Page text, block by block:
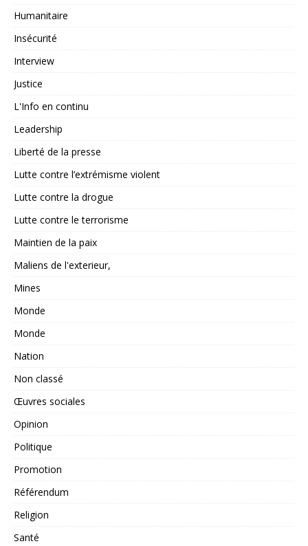
Humanitaire
Insécurité
Interview
Justice
L'Info en continu
Leadership
Liberté de la presse
Lutte contre l’extrémisme violent
Lutte contre la drogue
Lutte contre le terrorisme
Maintien de la paix
Maliens de l'exterieur,
Mines
Monde
Monde
Nation
Non classé
Œuvres sociales
Opinion
Politique
Promotion
Référendum
Religion
Santé